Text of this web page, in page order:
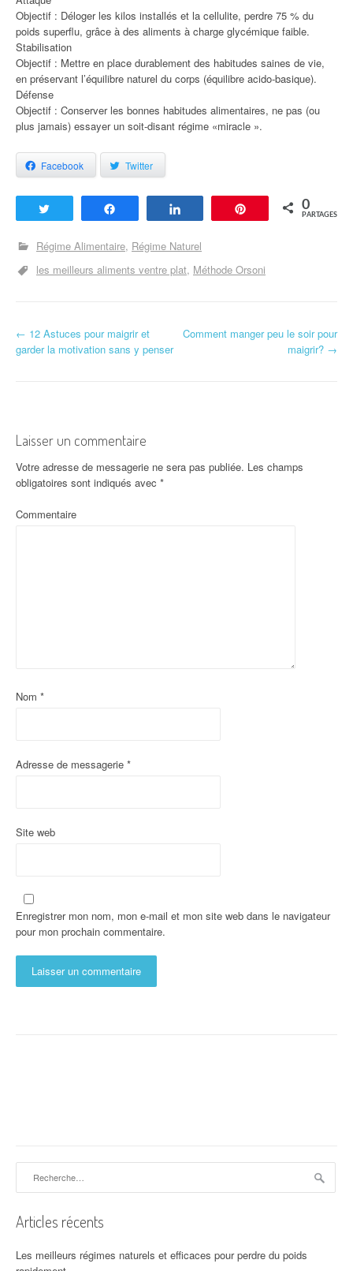
Objectif : Déloger les kilos installés et la cellulite, perdre 75 % du
poids superflu, grâce à des aliments à charge glycémique faible.
Stabilisation
Objectif : Mettre en place durablement des habitudes saines de vie,
en préservant l’équilibre naturel du corps (équilibre acido-basique).
Défense
Objectif : Conserver les bonnes habitudes alimentaires, ne pas (ou
plus jamais) essayer un soit-disant régime «miracle ».
Facebook Twitter
Enregistrer
0
PARTAGES
Régime Alimentaire Régime Naturel
les meilleurs aliments ventre plat Méthode Orsoni
Navigation d'article
← 12 Astuces pour maigrir et
garder la motivation sans y penser
Comment manger peu le soir pour
maigrir? →
Laisser un commentaire
Votre adresse de messagerie ne sera pas publiée. Les champs
obligatoires sont indiqués avec *
Commentaire
Nom *
Adresse de messagerie *
Site web
Enregistrer mon nom, mon e-mail et mon site web dans le navigateur
pour mon prochain commentaire.
Articles récents
Les meilleurs régimes naturels et efficaces pour perdre du poids